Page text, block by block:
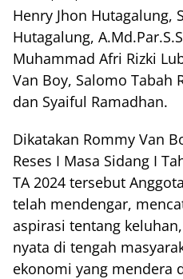
Henry Jhon Hutagalung,
Hutagalung,
Muhammad Afri Rizki
Van Boy, Salomo Tabah
dan Syaiful Ramadhan.
Dikatakan Rommy Van
Reses I Masa Sidang I
TA 2024 tersebut
telah mendengar,
aspirasi tentang
nyata di tengah
ekonomi yang mendera